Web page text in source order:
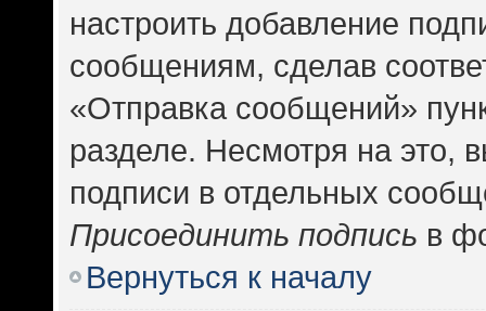
настроить добавление
сообщениям, сделав
«Отправка сообщений»
разделе. Несмотря на это,
подписи в отдельных
Присоединить подпись в
Вернуться к началу